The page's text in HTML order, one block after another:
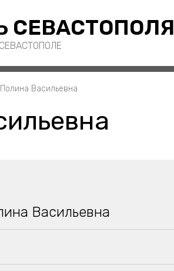
СЕВАСТОПОЛЯ
Васильевна
Васильевна